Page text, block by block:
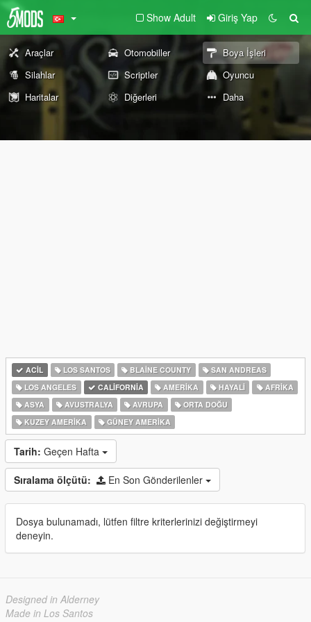
Show Adult Giriş Yap
Araçlar Otomobiller
Boya İşleri
Silahlar
Scriptler
Oyuncu
Haritalar
Diğerleri Daha
ACIL LOS SANTOS BLAINE COUNTY
SAN ANDREAS
LOS ANGELES
CALIFORNIA AMERIKA HAYALI
AFRIKA
ASYA
AVUSTRALYA AVRUPA
ORTA DOĞU
KUZEY AMERIKA
GÜNEY AMERIKA
Tarih: Geçen Hafta
Sıralama ölçütü: En Son Gönderilenler
Dosya bulunamadı, lütfen filtre kriterlerinizi değiştirmeyi
deneyin.
Designed in Alderney
Made in Los Santos